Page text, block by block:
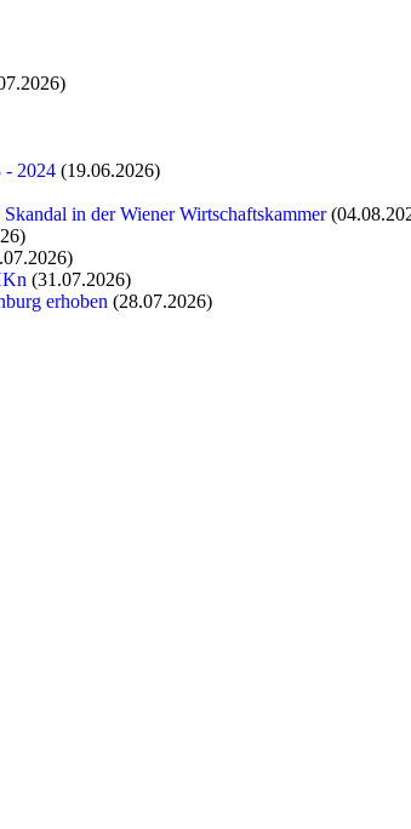
- 2024 (19.06.2026)
in der Wiener Wirtschaftskammer
(31.07.2026)
erhoben (28.07.2026)